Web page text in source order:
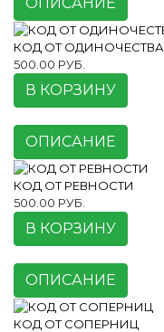
КОД ОТ ОДИНОЧЕСТВА
500.00 РУБ.
В КОРЗИНУ
ОПИСАНИЕ
КОД ОТ РЕВНОСТИ
500.00 РУБ.
В КОРЗИНУ
ОПИСАНИЕ
КОД ОТ СОПЕРНИЦ